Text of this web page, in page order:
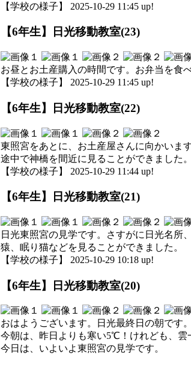
【学校の様子】 2025-10-29 11:45 up!
【6年生】日光移動教室(23)
お昼とお土産購入の時間です。お弁当を食
【学校の様子】 2025-10-29 11:45 up!
【6年生】日光移動教室(22)
東照宮をあとに、お土産屋さんに向かいます
途中で神橋を間近に見ることができました。
【学校の様子】 2025-10-29 11:44 up!
【6年生】日光移動教室(21)
日光東照宮の見学です。さすがに日光名所
猿、眠り猫などを見ることができました。
【学校の様子】 2025-10-29 10:18 up!
【6年生】日光移動教室(20)
おはようございます。日光最終日の朝です。
今朝は、昨日よりも寒い5℃！けれども、
今日は、いよいよ東照宮の見学です。